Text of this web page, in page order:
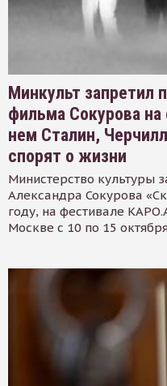
Минкульт запретил
фильма Сокурова
нем Сталин,
спорят о жизни
Министерство культуры
Александра Сокурова
году, на фестивале
Москве с 10 по 15